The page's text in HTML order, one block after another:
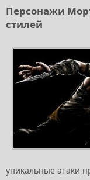
Персонажи
стилей
уникальные атаки